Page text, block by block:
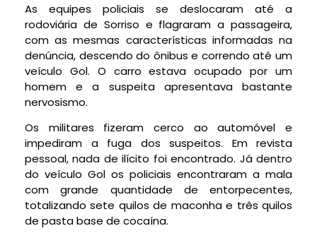
As equipes policiais se deslocaram até a
rodoviária de Sorriso e flagraram a passageira,
com as mesmas características informadas na
denúncia, descendo do ônibus e correndo até um
veículo Gol. O carro estava ocupado por um
homem e a suspeita apresentava bastante
nervosismo.
Os militares fizeram cerco ao automóvel e
impediram a fuga dos suspeitos. Em revista
pessoal, nada de ilícito foi encontrado. Já dentro
do veículo Gol os policiais encontraram a mala
com grande quantidade de entorpecentes,
totalizando sete quilos de maconha e três quilos
de pasta base de cocaína.